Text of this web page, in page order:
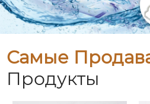
Самые
Продукты